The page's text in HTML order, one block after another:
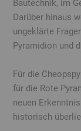
Bautechnik, im
Darüber hinaus
ungeklärte
Pyramidion und
Für die
für die Rote
neuen
historisch